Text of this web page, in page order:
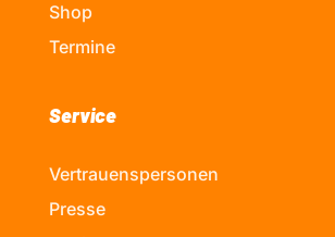
Shop
Termine
Service
Vertrauenspersonen
Presse